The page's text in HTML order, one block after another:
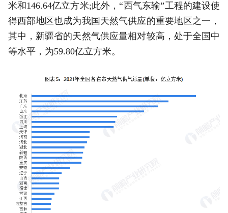
米和146.64亿立方米;此外，“西气东输”工程的建设使
得西部地区也成为我国天然气供应的重要地区之一，
其中，新疆省的天然气供应量相对较高，处于全国中
等水平，为59.80亿立方米。